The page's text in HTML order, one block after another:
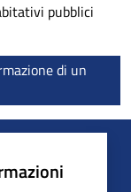
pubblici
di un